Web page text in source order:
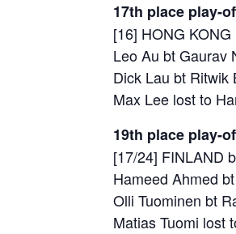
17th place play-
[16] HONG
Leo Au bt Gaurav
Dick Lau bt Ritwik
Max Lee lost to
19th place play-
[17/24] FINLAND
Hameed Ahmed
Olli Tuominen bt
Matias Tuomi lost